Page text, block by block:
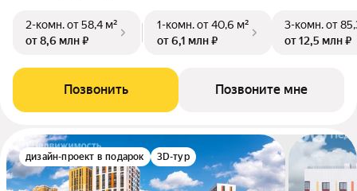
2-комн.от 58,4 м²
от 8,6 млн ₽
1-комн.от 40,6 м²
от 6,1 млн ₽
3-комн.от
от 12,5 млн ₽
Позвонить Позвоните мне
дизайн-проект в подарок 3D-тур